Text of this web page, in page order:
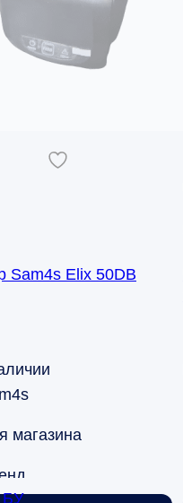
БУ
Sam4s Elix 50DB
магазина